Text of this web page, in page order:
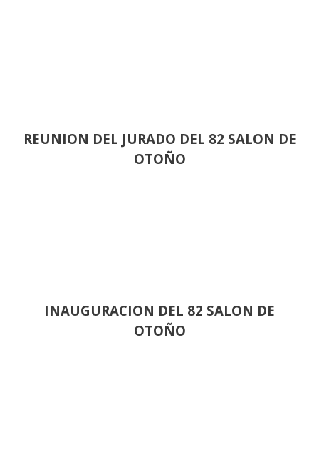
REUNION DEL JURADO DEL 82 SALON DE
OTOÑO
INAUGURACION DEL 82 SALON DE
OTOÑO